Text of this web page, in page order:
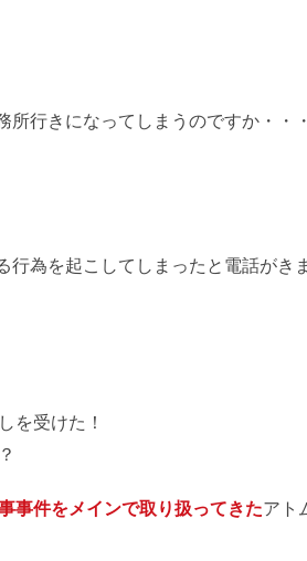
所行きになってしまうのですか・・
行為を起こしてしまったと電話がき
を受けた！
事件をメインで取り扱ってきたアト